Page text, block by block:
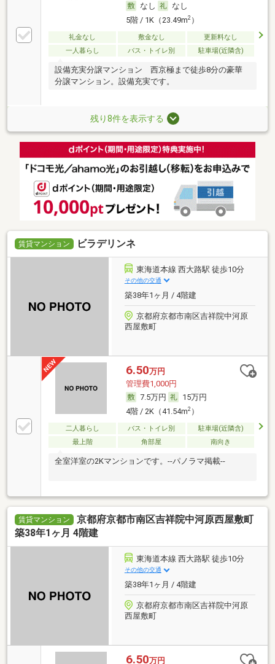
なし
なし
5階 / 1K（23.49m2）
礼金なし 敷金なし
更新料なし
一人暮らし
バス・トイレ別 駐車場(近隣含)
設備充実分譲マンション 西京極まで徒歩8分の豪華
分譲マンション。設備充実です。
残り8件を表示する
賃貸マンション ビラデリンネ
東海道本線 西大路駅 徒歩10分
その他の交通
築38年1ヶ月 / 4階建
京都府京都市南区吉祥院中河原
西屋敷町
6.50万円
管理費1,000円
7.5万円
15万円
4階 / 2K（41.54m2）
二人暮らし バス・トイレ別
駐車場(近隣含)
最上階
角部屋 南向き
全室洋室の2Kマンションです。--パノラマ掲載--
賃貸マンション
京都府京都市南区吉祥院中河原西屋敷町
築38年1ヶ月 4階建
東海道本線 西大路駅 徒歩10分
その他の交通
築38年1ヶ月 / 4階建
京都府京都市南区吉祥院中河原
西屋敷町
6.50万円